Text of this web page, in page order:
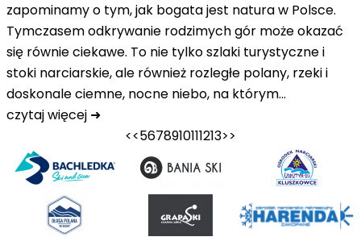
zapominamy o tym, jak bogata jest natura w Polsce.
Tymczasem odkrywanie rodzimych gór może okazać
się równie ciekawe. To nie tylko szlaki turystyczne i
stoki narciarskie, ale również rozległe polany, rzeki i
doskonale ciemne, nocne niebo, na którym…
czytaj więcej ➜
<<5678910111213>>